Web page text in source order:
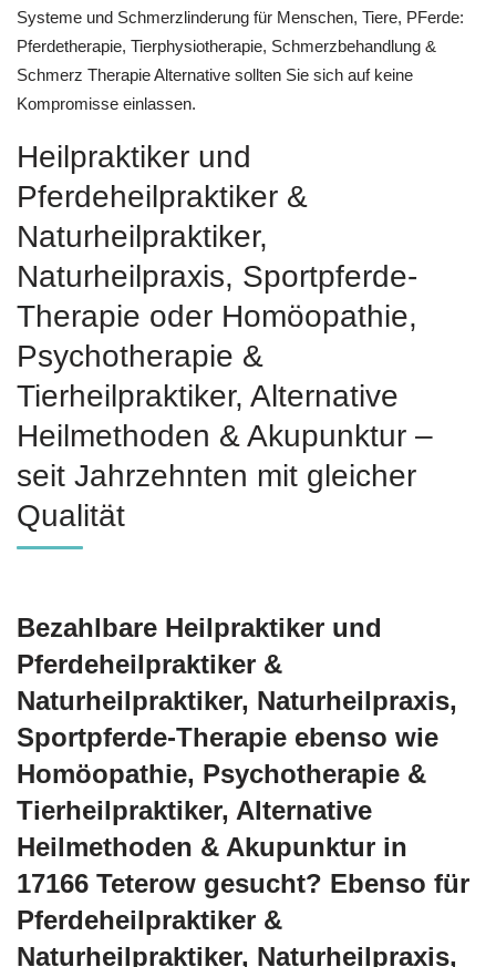
Systeme und Schmerzlinderung für Menschen, Tiere, PFerde:
Pferdetherapie, Tierphysiotherapie, Schmerzbehandlung &
Schmerz Therapie Alternative sollten Sie sich auf keine
Kompromisse einlassen.
Heilpraktiker und
Pferdeheilpraktiker &
Naturheilpraktiker,
Naturheilpraxis, Sportpferde-
Therapie oder ‎Homöopathie,
‎Psychotherapie &
‎Tierheilpraktiker, Alternative
Heilmethoden & Akupunktur –
seit Jahrzehnten mit gleicher
Qualität
Bezahlbare Heilpraktiker und
Pferdeheilpraktiker &
Naturheilpraktiker, Naturheilpraxis,
Sportpferde-Therapie ebenso wie
‎Homöopathie, ‎Psychotherapie &
‎Tierheilpraktiker, Alternative
Heilmethoden & Akupunktur in
17166 Teterow gesucht? Ebenso für
Pferdeheilpraktiker &
Naturheilpraktiker, Naturheilpraxis,